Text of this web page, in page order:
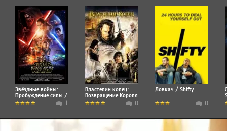
Звёздные войны:
Пробуждение силы /
Star Wars: Episode 1
Властелин колец:
Возвращение Короля
0
Ловкач / Shifty
0